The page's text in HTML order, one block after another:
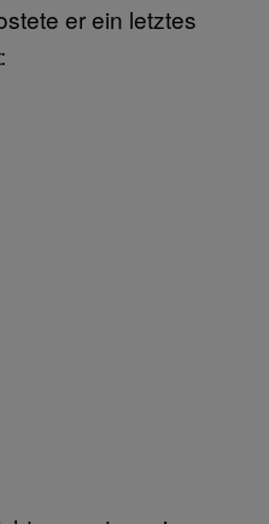
er ein letztes